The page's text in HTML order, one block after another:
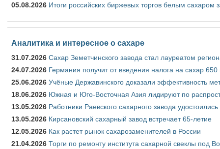
05.08.2026 Итоги российских биржевых торгов белым сахаром
Аналитика и интересное о сахаре
31.07.2026 Сахар Земетчинского завода стал лауреатом
24.07.2026 Германия получит от введения налога на сахар
25.06.2026 Учёные Державинского доказали эффективность
18.06.2026 Южная и Юго-Восточная Азия лидируют по
13.05.2026 Работники Раевского сахарного завода удостоились
13.05.2026 Кирсановский сахарный завод встречает 65-летие
12.05.2026 Как растет рынок сахарозаменителей в России
21.04.2026 Торги по ремонту института сахарной свеклы под